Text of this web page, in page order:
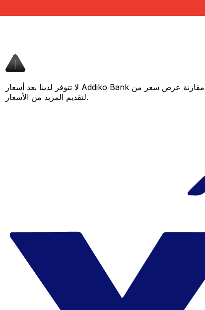
لا تتوفر لدينا بعد أسعار Addiko Bank لهذا الزوج من العملات، لكن لا يزال بإمكانك مقارنة عرض سعر من Addiko Bank بسعر Xe المباشر لمعرفة التوفير المحتمل. عد لاحقًا، فنحن نعمل باستمرار على توسيع بياناتنا
لتقديم المزيد من الأسعار.